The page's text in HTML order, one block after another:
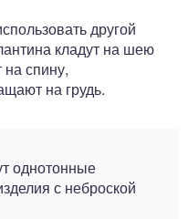
другой
кладут на шею
спину,
на грудь.
однотонные
с неброской